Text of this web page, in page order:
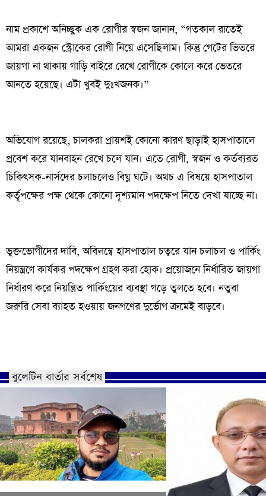
নাম প্রকাশে অনিচ্ছুক এক রোগীর স্বজন জানান, “গতকাল রাতেই
আমরা একজন স্ট্রোকের রোগী নিয়ে এসেছিলাম। কিন্তু গেটের ভিতরে
জায়গা না থাকায় গাড়ি বাইরে রেখে রোগীকে কোলে করে ভেতরে
আনতে হয়েছে। এটা খুবই দুঃখজনক।”
অভিযোগ রয়েছে, চালকরা প্রায়শই কোনো কারণ ছাড়াই হাসপাতালে
প্রবেশ করে যানবাহন রেখে চলে যান। এতে রোগী, স্বজন ও কর্তব্যরত
চিকিৎসক-নার্সদের চলাচলেও বিঘ্ন ঘটে। অথচ এ বিষয়ে হাসপাতাল
কর্তৃপক্ষের পক্ষ থেকে কোনো দৃশ্যমান পদক্ষেপ নিতে দেখা যাচ্ছে না।
ভুক্তভোগীদের দাবি, অবিলম্বে হাসপাতাল চত্বরে যান চলাচল ও পার্কিং
নিয়ন্ত্রণে কার্যকর পদক্ষেপ গ্রহণ করা হোক। প্রয়োজনে নির্ধারিত জায়গা
নির্ধারণ করে নিয়ন্ত্রিত পার্কিংয়ের ব্যবস্থা গড়ে তুলতে হবে। নতুবা
জরুরি সেবা ব্যাহত হওয়ায় জনগণের দুর্ভোগ ক্রমেই বাড়বে।
বুলেটিন বার্তার সর্বশেষ